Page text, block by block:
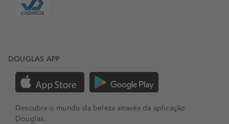
DOUGLAS APP
Descubra o mundo da beleza através da aplicação
Douglas.